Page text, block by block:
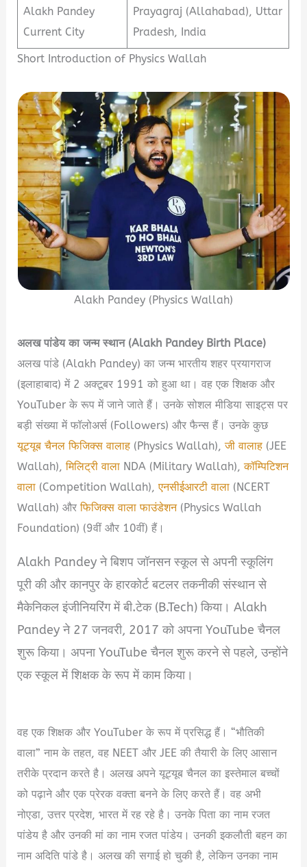
Alakh Pandey
Current City
Prayagraj (Allahabad), Uttar
Pradesh, India
Short Introduction of Physics Wallah
Alakh Pandey (Physics Wallah)
अलख पांडेय का जन्म स्थान (Alakh Pandey Birth Place)
अलख पांडे (Alakh Pandey) का जन्म भारतीय शहर प्रयागराज
(इलाहाबाद) में 2 अक्टूबर 1991 को हुआ था। वह एक शिक्षक और
YouTuber के रूप में जाने जाते हैं। उनके सोशल मीडिया साइट्स पर
बड़ी संख्या में फॉलोअर्स (Followers) और फैन्स हैं। उनके कुछ
यूट्यूब चैनल फिजिक्स वालाह (Physics Wallah),जी वालाह (JEE
Wallah),मिलिट्री वाला NDA (Military Wallah),कॉम्पिटिशन
वाला (Competition Wallah),एनसीईआरटी वाला (NCERT
Wallah) औरफिजिक्स वाला फाउंडेशन(Physics Wallah
Foundation) (9वीं और 10वीं) हैं।
Alakh Pandey ने बिशप जॉनसन स्कूल से अपनी स्कूलिंग
पूरी की और कानपुर के हारकोर्ट बटलर तकनीकी संस्थान से
मैकेनिकल इंजीनियरिंग में बी.टेक (B.Tech) किया। Alakh
Pandey ने 27 जनवरी, 2017 को अपना YouTube चैनल
शुरू किया। अपना YouTube चैनल शुरू करने से पहले, उन्होंने
एक स्कूल में शिक्षक के रूप में काम किया।
वह एक शिक्षक और YouTuber के रूप में प्रसिद्ध हैं। “भौतिकी
वाला” नाम के तहत, वह NEET और JEE की तैयारी के लिए आसान
तरीके प्रदान करते है। अलख अपने यूट्यूब चैनल का इस्तेमाल बच्चों
को पढ़ाने और एक प्रेरक वक्ता बनने के लिए करते हैं। वह अभी
नोएडा, उत्तर प्रदेश, भारत में रह रहे है। उनके पिता का नाम रजत
पांडेय है और उनकी मां का नाम रजत पांडेय। उनकी इकलौती बहन का
नाम अदिति पांडे है। अलख की सगाई हो चुकी है, लेकिन उनका नाम